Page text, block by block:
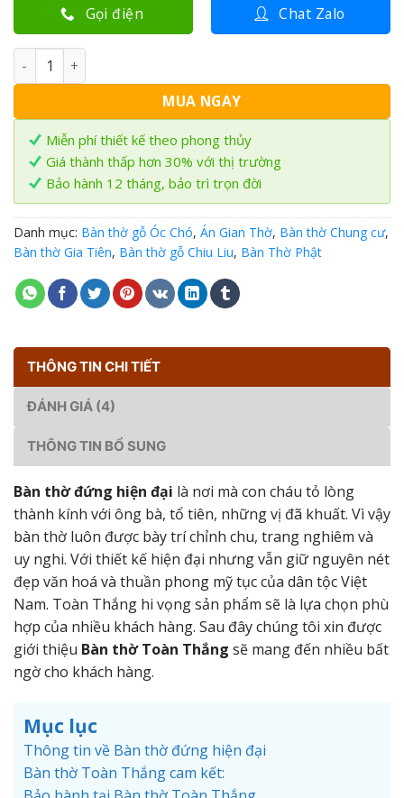
Gọi điện Chat Zalo
Bàn Thờ đứng hiện đại gỗ Chiu Liu BT-48 số lượng
MUA NGAY
Miễn phí thiết kế theo phong thủy
Giá thành thấp hơn 30% với thị trường
Bảo hành 12 tháng, bảo trì trọn đời
Danh mục: Bàn thờ gỗ Óc Chó, Án Gian Thờ, Bàn thờ Chung cư,
Bàn thờ Gia Tiên, Bàn thờ gỗ Chiu Liu, Bàn Thờ Phật
THÔNG TIN CHI TIẾT
ĐÁNH GIÁ (4)
THÔNG TIN BỔ SUNG
Bàn thờ đứng hiện đại là nơi mà con cháu tỏ lòng
thành kính với ông bà, tổ tiên, những vị đã khuất. Vì vậy
bàn thờ luôn được bày trí chỉnh chu, trang nghiêm và
uy nghi. Với thiết kế hiện đại nhưng vẫn giữ nguyên nét
đẹp văn hoá và thuần phong mỹ tục của dân tộc Việt
Nam. Toàn Thắng hi vọng sản phẩm sẽ là lựa chọn phù
hợp của nhiều khách hàng. Sau đây chúng tôi xin được
giới thiệu Bàn thờ Toàn Thắng sẽ mang đến nhiều bất
ngờ cho khách hàng.
Mục lục
Thông tin về Bàn thờ đứng hiện đại
Bàn thờ Toàn Thắng cam kết: